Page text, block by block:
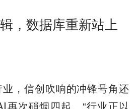
，数据库重新站上
业，信创吹响的冲锋号角还
再次硝烟四起。“行业正以